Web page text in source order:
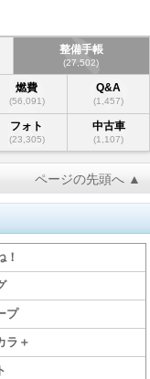
整備手帳
(27,502)
燃費
(56,091)
Q&A
(1,457)
フォト
(23,305)
中古車
(1,107)
ページの先頭へ ▲
！
プ
ラ＋